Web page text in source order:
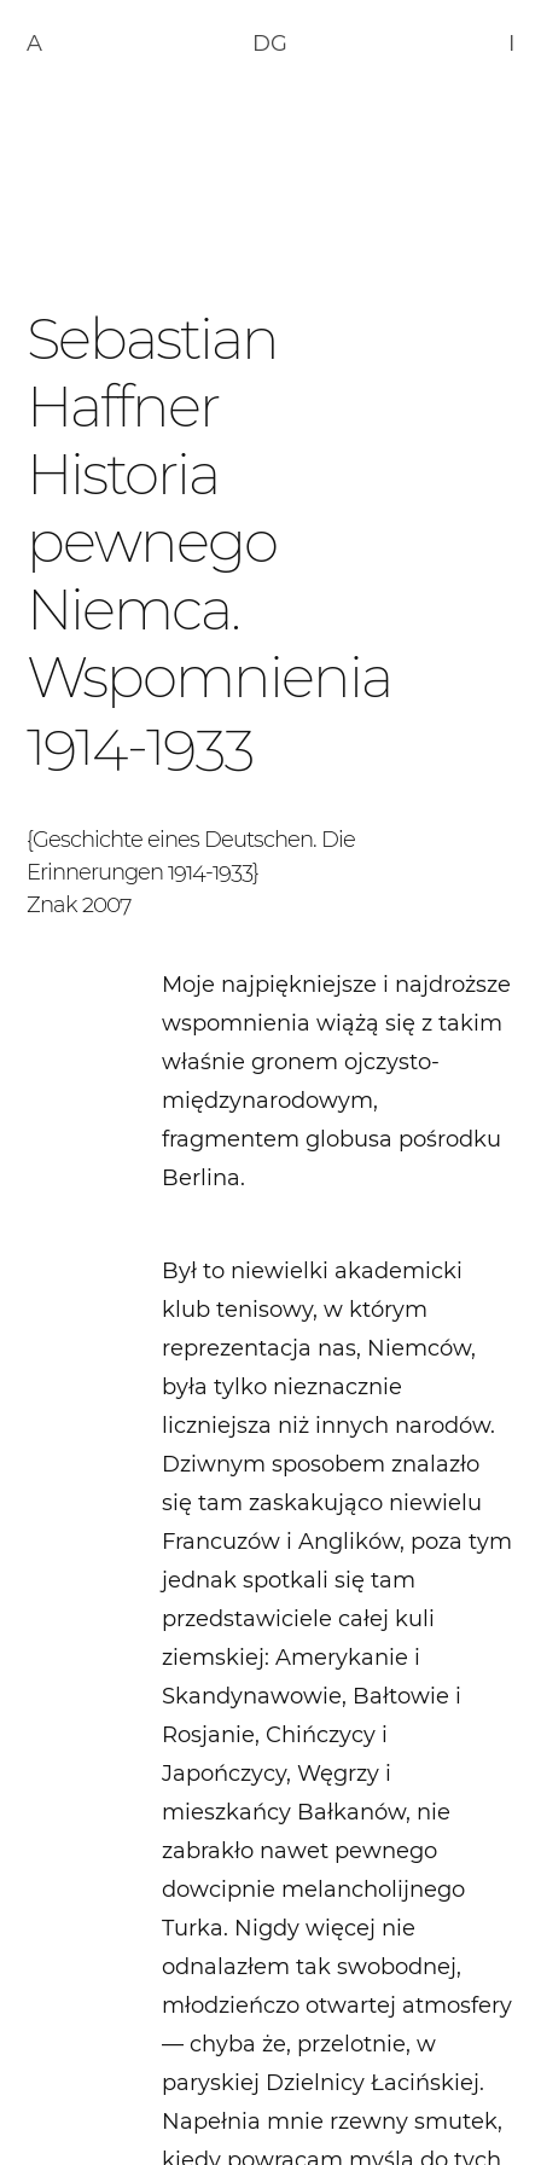
A DG I
Sebastian
Haffner
Historia
pewnego
Niemca.
Wspomnienia
1914-1933
{Geschichte eines Deutschen. Die
Erinnerungen 1914-1933}
Znak 2007
Moje najpiękniejsze i najdroższe
wspomnienia wiążą się z takim
właśnie gronem ojczysto-
międzynarodowym,
fragmentem globusa pośrodku
Berlina.
Był to niewielki akademicki
klub tenisowy, w którym
reprezentacja nas, Niemców,
była tylko nieznacznie
liczniejsza niż innych narodów.
Dziwnym sposobem znalazło
się tam zaskakująco niewielu
Francuzów i Anglików, poza tym
jednak spotkali się tam
przedstawiciele całej kuli
ziemskiej: Amerykanie i
Skandynawowie, Bałtowie i
Rosjanie, Chińczycy i
Japończycy, Węgrzy i
mieszkańcy Bałkanów, nie
zabrakło nawet pewnego
dowcipnie melancholijnego
Turka. Nigdy więcej nie
odnalazłem tak swobodnej,
młodzieńczo otwartej atmosfery
— chyba że, przelotnie, w
paryskiej Dzielnicy Łacińskiej.
Napełnia mnie rzewny smutek,